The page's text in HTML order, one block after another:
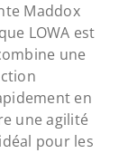
Maddox
LOWA est
une
en
une agilité
pour les